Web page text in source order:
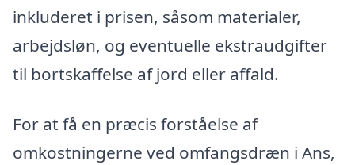
inkluderet i prisen, såsom materialer,
arbejdsløn, og eventuelle ekstraudgifter
til bortskaffelse af jord eller affald.
For at få en præcis forståelse af
omkostningerne ved omfangsdræn i Ans,